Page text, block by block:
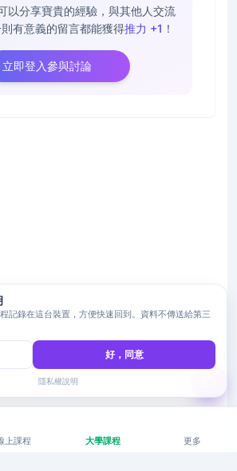
以分享寶貴的經驗，與其他人交流
有意義的留言都能獲得推力 +1 ！
立即登入參與討論
上課程 大學課程 更多
記錄在這台裝置，方便快速回到。資料不傳送給第三
好，同意
隱私權說明